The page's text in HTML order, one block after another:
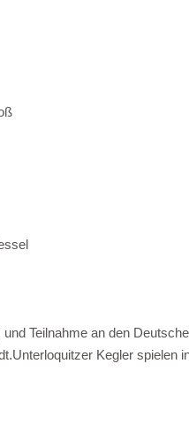
Teilnahme an den
Kegler spielen